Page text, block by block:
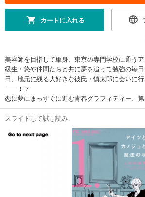
カートに入れる
美容師を目指して単身、東京の専門学校に通う
級生・悠や仲間たちと共に夢を追って勉強の毎
日、地元に残る大好きな彼氏・慎太郎に会いに
――！？
恋に夢にまっすぐに進む青春グラフィティー、第
スライドして試し読み